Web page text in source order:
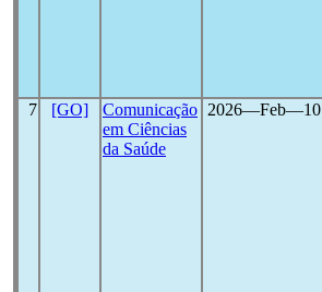
7 [GO]
Comunicação
em Ciências
da Saúde
2026―Feb―10